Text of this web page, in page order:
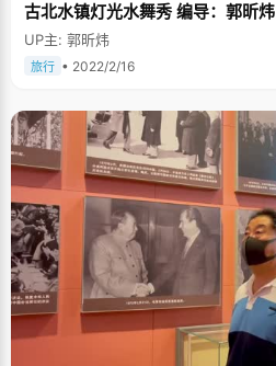
古北水镇灯光水舞秀 编导：郭昕炜
UP主: 郭昕炜
旅行 • 2022/2/16